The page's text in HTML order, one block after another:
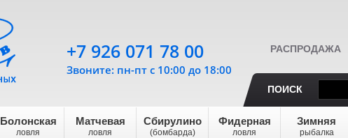
РАСПРОДАЖА
ПОИСК
Болонская
ловля
Матчевая
ловля
Сбирулино
(бомбарда)
Фидерная
ловля
Зимняя
рыбалка
+7 926 071 78 00
Звоните: пн-пт с 10:00 до 18:00